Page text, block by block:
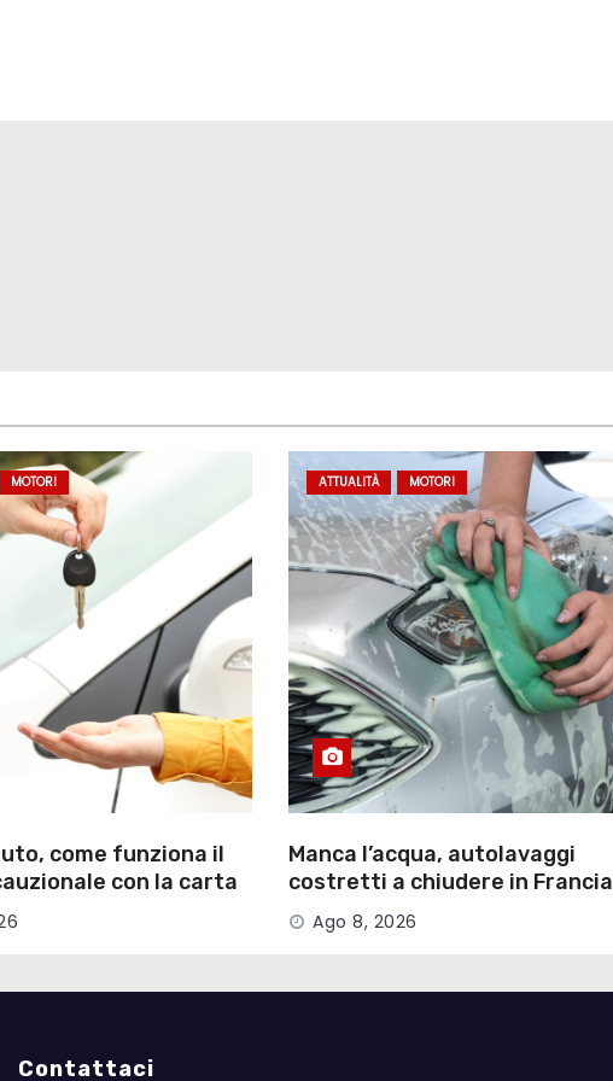
MOTORI
come funziona il
con la carta
ATTUALITÀ MOTORI
Manca l’acqua, autolavaggi
costretti a chiudere in Francia
Ago 8, 2026
Contattaci